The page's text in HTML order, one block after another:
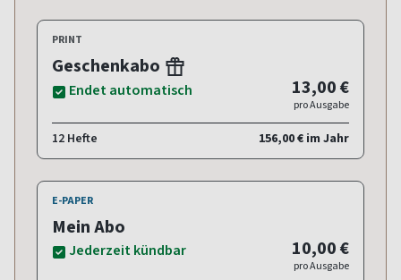
PRINT
Geschenkabo
Endet automatisch 13,00 €
pro Ausgabe
12 Hefte 156,00 € im Jahr
E-PAPER
Mein Abo
Jederzeit kündbar 10,00 €
pro Ausgabe